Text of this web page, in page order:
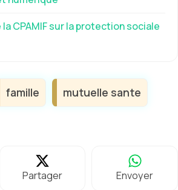
la CPAMIF sur la protection sociale
famille mutuelle sante
Partager Envoyer